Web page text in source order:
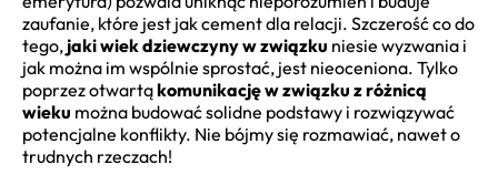
zaufanie, które jest jak cement dla relacji. Szczerość co do
tego, jaki wiek dziewczyny w związku niesie wyzwania i
jak można im wspólnie sprostać, jest nieoceniona. Tylko
poprzez otwartąkomunikację w związku z różnicą
wieku można budować solidne podstawy i rozwiązywać
potencjalne konflikty. Nie bójmy się rozmawiać, nawet o
trudnych rzeczach!